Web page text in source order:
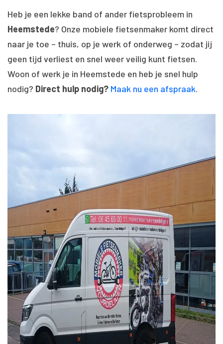
Heb je een lekke band of ander fietsprobleem in
Heemstede? Onze mobiele fietsenmaker komt direct
naar je toe – thuis, op je werk of onderweg – zodat jij
geen tijd verliest en snel weer veilig kunt fietsen.
Woon of werk je in Heemstede en heb je snel hulp
nodig? Direct hulp nodig? Maak nu een afspraak.